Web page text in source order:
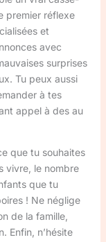
premier réflexe
et
avec
surprises
Tu peux aussi
à tes
appel à des au
que tu souhaites
vivre, le nombre
que tu
! Ne néglige
de la famille,
Enfin, n’hésite